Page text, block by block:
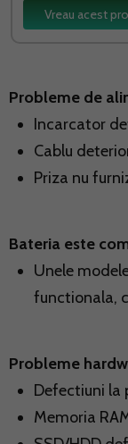
Vreau acest
Probleme de
Incarcator
Cablu
Priza nu
Bateria este
Unele
functionala,
Probleme
Defectiuni la
Memoria